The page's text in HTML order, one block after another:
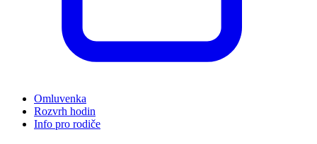
Omluvenka
Rozvrh hodin
Info pro rodiče